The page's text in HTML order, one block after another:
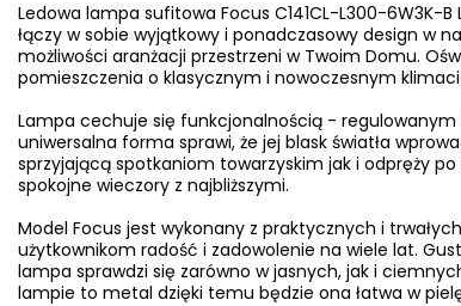
Ledowa lampa sufitowa Focus C141CL-L300-6W3K-B
łączy w sobie wyjątkowy i ponadczasowy design w
możliwości aranżacji przestrzeni w Twoim Domu.
pomieszczenia o klasycznym i nowoczesnym
Lampa cechuje się funkcjonalnością - regulowanym
uniwersalna forma sprawi, że jej blask światła
sprzyjającą spotkaniom towarzyskim jak i odpręży
spokojne wieczory z najbliższymi.
Model Focus jest wykonany z praktycznych i
użytkownikom radość i zadowolenie na wiele lat.
lampa sprawdzi się zarówno w jasnych, jak i
lampie to metal dzięki temu będzie ona łatwa w